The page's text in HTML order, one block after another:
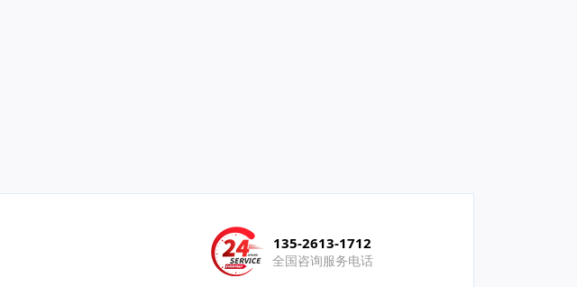
135-2613-1712
全国咨询服务电话